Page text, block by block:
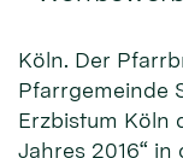
Köln. Der
Pfarrgemeinde
Erzbistum Köln
Jahres 2016“